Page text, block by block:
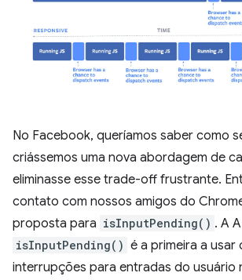
No Facebook, queríamos saber como
criássemos uma nova abordagem de
eliminasse esse trade-off frustrante.
contato com nossos amigos do
proposta para isInputPending() . A
isInputPending() é a primeira a
interrupções para entradas do usuário